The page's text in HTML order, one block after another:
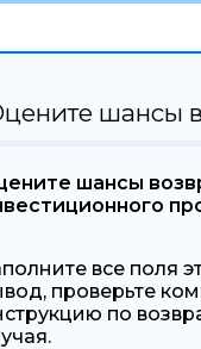
шансы
шансы
все поля
проверьте
по